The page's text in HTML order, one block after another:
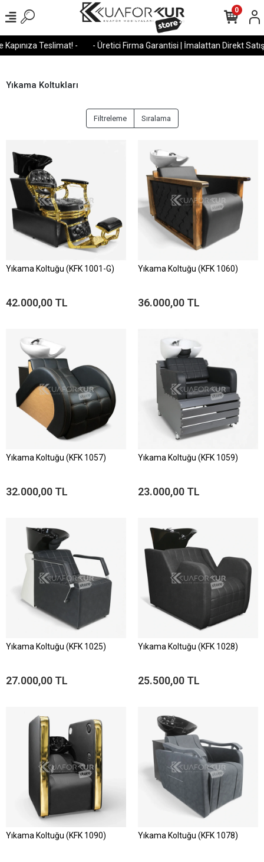
Teslimat! - - Üretici Firma Garantisi | İmalattan Direkt Satış -
0
Yıkama Koltukları
Filtreleme Sıralama
Yıkama Koltuğu (KFK 1001-G)
42.000,00 TL
Yıkama Koltuğu (KFK 1060)
36.000,00 TL
Yıkama Koltuğu (KFK 1057)
32.000,00 TL
Yıkama Koltuğu (KFK 1059)
23.000,00 TL
Yıkama Koltuğu (KFK 1025)
27.000,00 TL
Yıkama Koltuğu (KFK 1028)
25.500,00 TL
Yıkama Koltuğu (KFK 1090) Yıkama Koltuğu (KFK 1078)